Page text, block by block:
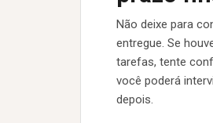
Não deixe para
entregue. Se
tarefas, tente
você poderá
depois.